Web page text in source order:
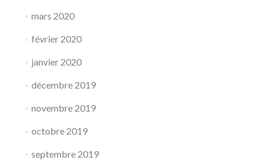
mars 2020
février 2020
janvier 2020
décembre 2019
novembre 2019
octobre 2019
septembre 2019